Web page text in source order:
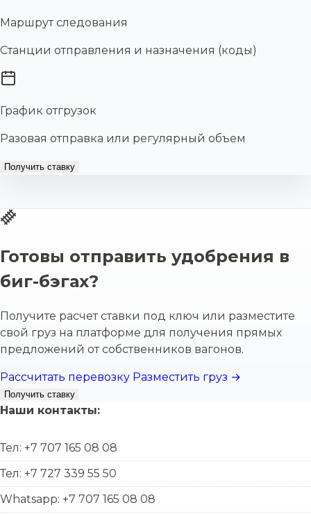
Маршрут следования
Станции отправления и назначения (коды)
График отгрузок
Разовая отправка или регулярный объем
Получить ставку
Готовы отправить удобрения в
биг-бэгах?
Получите расчет ставки под ключ или разместите
свой груз на платформе для получения прямых
предложений от собственников вагонов.
Рассчитать перевозку Разместить груз →
Получить ставку
Наши контакты:
Тел: +7 707 165 08 08
Тел: +7 727 339 55 50
Whatsapp: +7 707 165 08 08